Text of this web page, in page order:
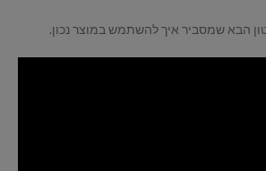
הבא שמסביר איך להשתמש במוצר נכון.